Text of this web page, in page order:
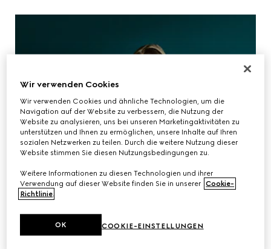
Wir verwenden Cookies
Wir verwenden Cookies und ähnliche Technologien, um die
Navigation auf der Website zu verbessern, die Nutzung der
Website zu analysieren, uns bei unseren Marketingaktivitäten zu
unterstützen und Ihnen zu ermöglichen, unsere Inhalte auf Ihren
sozialen Netzwerken zu teilen. Durch die weitere Nutzung dieser
Website stimmen Sie diesen Nutzungsbedingungen zu.
Weitere Informationen zu diesen Technologien und ihrer
Verwendung auf dieser Website finden Sie in unserer Cookie-
Richtlinie.
COOKIE-EINSTELLUNGEN
OK